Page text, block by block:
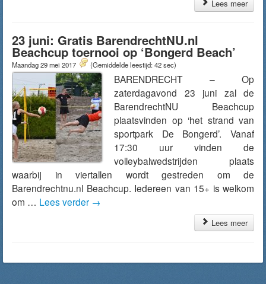
Lees meer
23 juni: Gratis BarendrechtNU.nl
Beachcup toernooi op ‘Bongerd Beach’
Maandag 29 mei 2017 (Gemiddelde leestijd: 42 sec)
BARENDRECHT – Op
zaterdagavond 23 juni zal de
BarendrechtNU Beachcup
plaatsvinden op ‘het strand van
sportpark De Bongerd’. Vanaf
17:30 uur vinden de
volleybalwedstrijden plaats
waarbij in viertallen wordt gestreden om de
Barendrechtnu.nl Beachcup. Iedereen van 15+ is welkom
om … Lees verder →
Lees meer